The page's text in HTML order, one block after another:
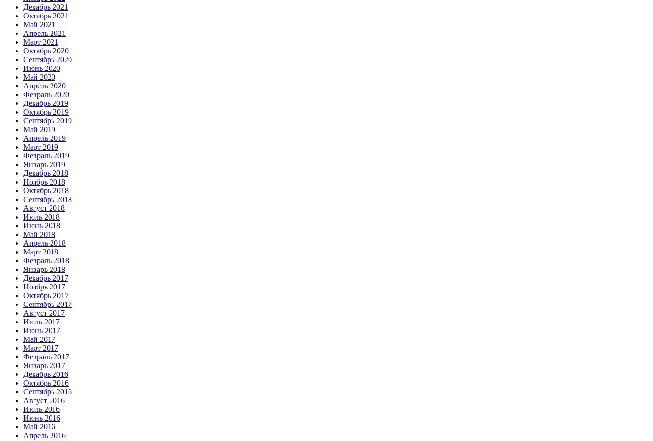
Декабрь 2021
Октябрь 2021
Май 2021
Апрель 2021
Март 2021
Октябрь 2020
Сентябрь 2020
Июнь 2020
Май 2020
Апрель 2020
Февраль 2020
Декабрь 2019
Октябрь 2019
Сентябрь 2019
Май 2019
Апрель 2019
Март 2019
Февраль 2019
Январь 2019
Декабрь 2018
Ноябрь 2018
Октябрь 2018
Сентябрь 2018
Август 2018
Июль 2018
Июнь 2018
Май 2018
Апрель 2018
Март 2018
Февраль 2018
Январь 2018
Декабрь 2017
Ноябрь 2017
Октябрь 2017
Сентябрь 2017
Август 2017
Июль 2017
Июнь 2017
Май 2017
Март 2017
Февраль 2017
Январь 2017
Декабрь 2016
Октябрь 2016
Сентябрь 2016
Август 2016
Июль 2016
Июнь 2016
Май 2016
Апрель 2016